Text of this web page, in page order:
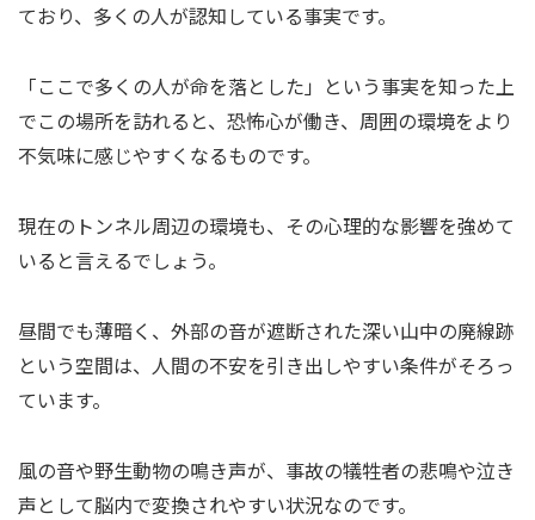
ており、多くの人が認知している事実です。
「ここで多くの人が命を落とした」という事実を知った上
でこの場所を訪れると、恐怖心が働き、周囲の環境をより
不気味に感じやすくなるものです。
現在のトンネル周辺の環境も、その心理的な影響を強めて
いると言えるでしょう。
昼間でも薄暗く、外部の音が遮断された深い山中の廃線跡
という空間は、人間の不安を引き出しやすい条件がそろっ
ています。
風の音や野生動物の鳴き声が、事故の犠牲者の悲鳴や泣き
声として脳内で変換されやすい状況なのです。